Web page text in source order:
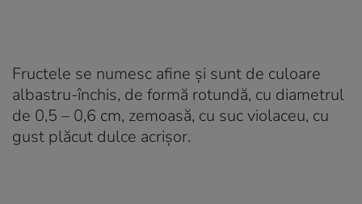
Fructele se numesc afine și sunt de culoare
albastru-închis, de formă rotundă, cu diametrul
de 0,5 – 0,6 cm, zemoasă, cu suc violaceu, cu
gust plăcut dulce acrișor.